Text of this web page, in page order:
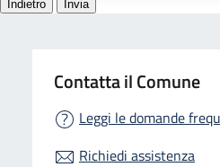
Contatta il Comune
Leggi le domande
Richiedi assistenza